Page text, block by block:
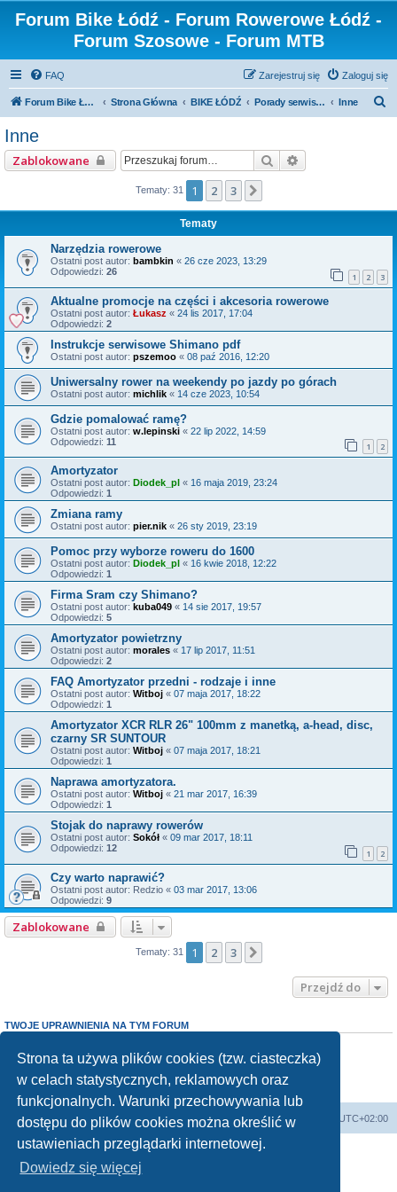
Strona ta używa plików cookies (tzw. ciasteczka)
w celach statystycznych, reklamowych oraz
funkcjonalnych. Warunki przechowywania lub
dostępu do plików cookies można określić w
ustawieniach przeglądarki internetowej.
Dowiedz się więcej
Forum Bike Łódź - Forum Rowerowe Łódź -
Forum Szosowe - Forum MTB
FAQ Zaloguj się
Zarejestruj się
Forum Bike Łódź - Forum Rowerowe Łódź - Forum Szosowe - Forum MTB Strona Główna BIKE ŁÓDŹ Porady serwisowe Inne
Inne
Zablokowane Szukaj
Tematy: 31 1 2 3
Tematy
Narzędzia rowerowe
Ostatni post autor: bambkin « 26 cze 2023, 13:29
Odpowiedzi: 26 1 2 3
Aktualne promocje na części i akcesoria rowerowe
Ostatni post autor: Łukasz « 24 lis 2017, 17:04
Odpowiedzi: 2
Instrukcje serwisowe Shimano pdf
Ostatni post autor: pszemoo « 08 paź 2016, 12:20
Uniwersalny rower na weekendy po jazdy po górach
Ostatni post autor: michlik « 14 cze 2023, 10:54
Gdzie pomalować ramę?
Ostatni post autor: w.lepinski « 22 lip 2022, 14:59
Odpowiedzi: 11 1 2
Amortyzator
Ostatni post autor: Diodek_pl « 16 maja 2019, 23:24
Odpowiedzi: 1
Zmiana ramy
Ostatni post autor: pier.nik « 26 sty 2019, 23:19
Pomoc przy wyborze roweru do 1600
Ostatni post autor: Diodek_pl « 16 kwie 2018, 12:22
Odpowiedzi: 1
Firma Sram czy Shimano?
Ostatni post autor: kuba049 « 14 sie 2017, 19:57
Odpowiedzi: 5
Amortyzator powietrzny
Ostatni post autor: morales « 17 lip 2017, 11:51
Odpowiedzi: 2
FAQ Amortyzator przedni - rodzaje i inne
Ostatni post autor: Witboj « 07 maja 2017, 18:22
Odpowiedzi: 1
Amortyzator XCR RLR 26" 100mm z manetką, a-head, disc,
czarny SR SUNTOUR
Ostatni post autor: Witboj « 07 maja 2017, 18:21
Odpowiedzi: 1
Naprawa amortyzatora.
Ostatni post autor: Witboj « 21 mar 2017, 16:39
Odpowiedzi: 1
Stojak do naprawy rowerów
Ostatni post autor: Sokół « 09 mar 2017, 18:11
Odpowiedzi: 12 1 2
Czy warto naprawić?
Ostatni post autor: Redzio « 03 mar 2017, 13:06
Odpowiedzi: 9
Zablokowane
Tematy: 31 1 2 3
Przejdź do
TWOJE UPRAWNIENIA NA TYM FORUM
Nie możesz odpowiadać w tematach
Nie możesz zmieniać swoich postów
Nie możeszusuwać swoich postów
Forum Bike Łódź - Forum Rowerowe Łódź - Forum Szosowe - Forum MTB Strona Główna Strefa czasowa UTC+02:00
Linki partnerskie:strony www lodz,Fotografia Analogowa